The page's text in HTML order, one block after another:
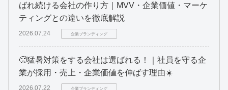
ばれ続ける会社の作り方｜MVV・企業価値・マーケ
ティングとの違いを徹底解説
2026.07.24 企業ブランディング
🥵猛暑対策をする会社は選ばれる！｜社員を守る企
業が採用・売上・企業価値を伸ばす理由☀️
2026.07.22 企業ブランディング